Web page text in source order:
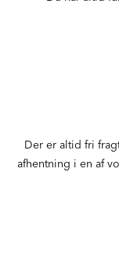
Der er altid fri
afhentning i en af